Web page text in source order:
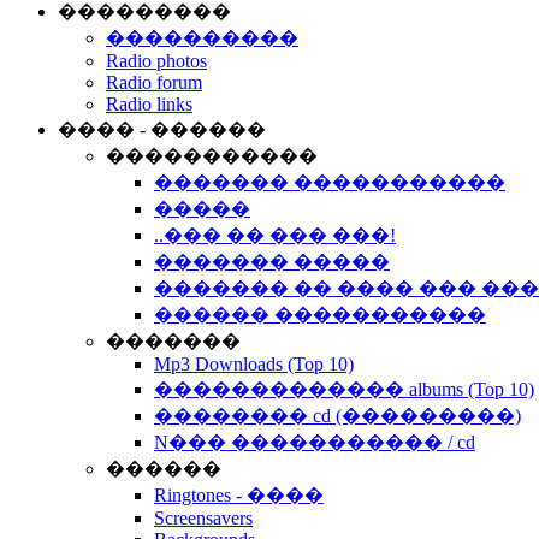
���������
����������
Radio photos
Radio forum
Radio links
���� - ������
�����������
������� �����������
�����
..��� �� ��� ���!
������� �����
������� �� ���� ���
������ �����������
�������
Mp3 Downloads (Top 10)
������������� albums (Top 10)
�������� cd (���������)
N��� ����������� / cd
������
Ringtones - ����
Screensavers